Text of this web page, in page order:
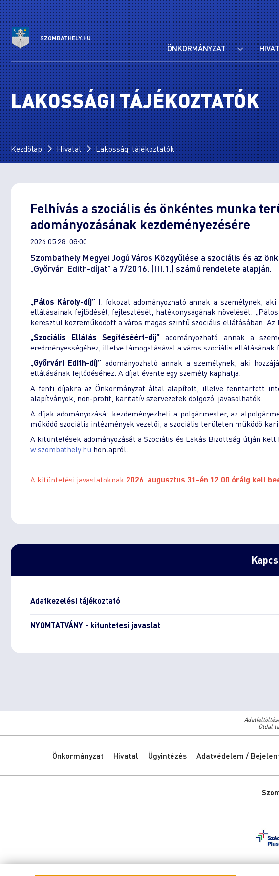
SZOMBATHELY.HU
ÖNKORMÁNYZAT
LAKOSSÁGI TÁJÉKOZTATÓK
Kezdőlap Hivatal Lakossági tájékoztatók
Felhívás a szociális és önkéntes munka
adományozásának kezdeményezésére
2026.05.28. 08:00
Szombathely Megyei Jogú Város Közgyűlése a szociális és az
„Győrvári Edith-díjat” a 7/2016. (III.1.) számú rendelete alapján.
„Pálos Károly-díj” I. fokozat adományozható annak a személynek,
ellátásainak fejlődését, fejlesztését, hatékonyságának növelését.
keresztül közreműködött a város magas szintű szociális ellátásában.
„Szociális Ellátás Segítéséért-díj” adományozható annak a
eredményességéhez, illetve támogatásával a város szociális
„Győrvári Edith-díj” adományozható annak a személynek, aki
ellátásának fejlődéséhez. A díjat évente egy személy kaphatja.
A fenti díjakra az Önkormányzat által alapított, illetve fenntartott
alapítványok, non-profit, karitatív szervezetek dolgozói javasolhatók.
A díjak adományozását kezdeményezheti a polgármester, az
működő szociális intézmények vezetői, a szociális területen működő
A kitüntetések adományozását a Szociális és Lakás Bizottság útján
w.szombathely.hu honlapról.
A kitüntetési javaslatoknak 2026. augusztus 31-én 12.00 óráig kell
Adatkezelési tájékoztató
NYOMTATVÁNY - kituntetesi javaslat
Oldal
Önkormányzat Hivatal Ügyintézés Adatvédelem /